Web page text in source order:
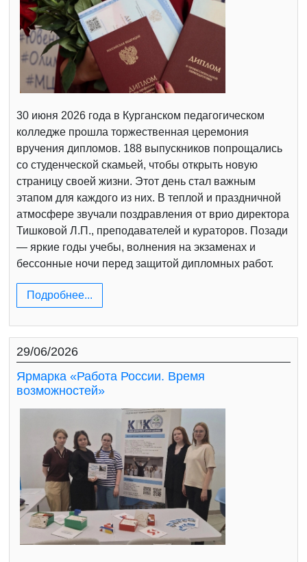
30 июня 2026 года в Курганском педагогическом
колледже прошла торжественная церемония
вручения дипломов. 188 выпускников попрощались
со студенческой скамьей, чтобы открыть новую
страницу своей жизни. Этот день стал важным
этапом для каждого из них. В теплой и праздничной
атмосфере звучали поздравления от врио директора
Тишковой Л.П., преподавателей и кураторов. Позади
— яркие годы учебы, волнения на экзаменах и
бессонные ночи перед защитой дипломных работ.
Подробнее...
29/06/2026
Ярмарка «Работа России. Время
возможностей»